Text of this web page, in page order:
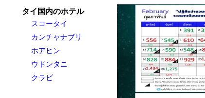
タイ国内のホテル
スコータイ
カンチャナブリ
ホアヒン
ウドンタニ
クラビ